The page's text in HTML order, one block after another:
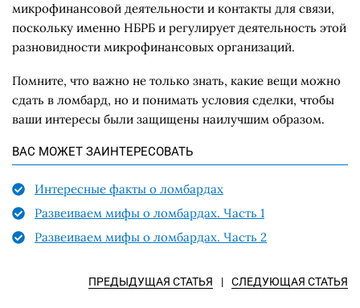
микрофинансовой деятельности и контакты для связи,
поскольку именно НБРБ и регулирует деятельность этой
разновидности микрофинансовых организаций.
Помните, что важно не только знать, какие вещи можно
сдать в ломбард, но и понимать условия сделки, чтобы
ваши интересы были защищены наилучшим образом.
ВАС МОЖЕТ ЗАИНТЕРЕСОВАТЬ
Интересные факты о ломбардах
Развеиваем мифы о ломбардах. Часть 1
Развеиваем мифы о ломбардах. Часть 2
ПРЕДЫДУЩАЯ СТАТЬЯ | СЛЕДУЮЩАЯ СТАТЬЯ